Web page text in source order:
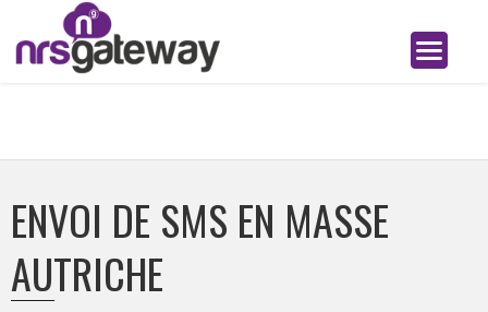
ENVOI DE SMS EN MASSE
AUTRICHE